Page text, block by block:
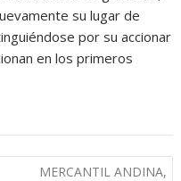
su lugar de
por su accionar
en los primeros
MERCANTIL ANDINA,